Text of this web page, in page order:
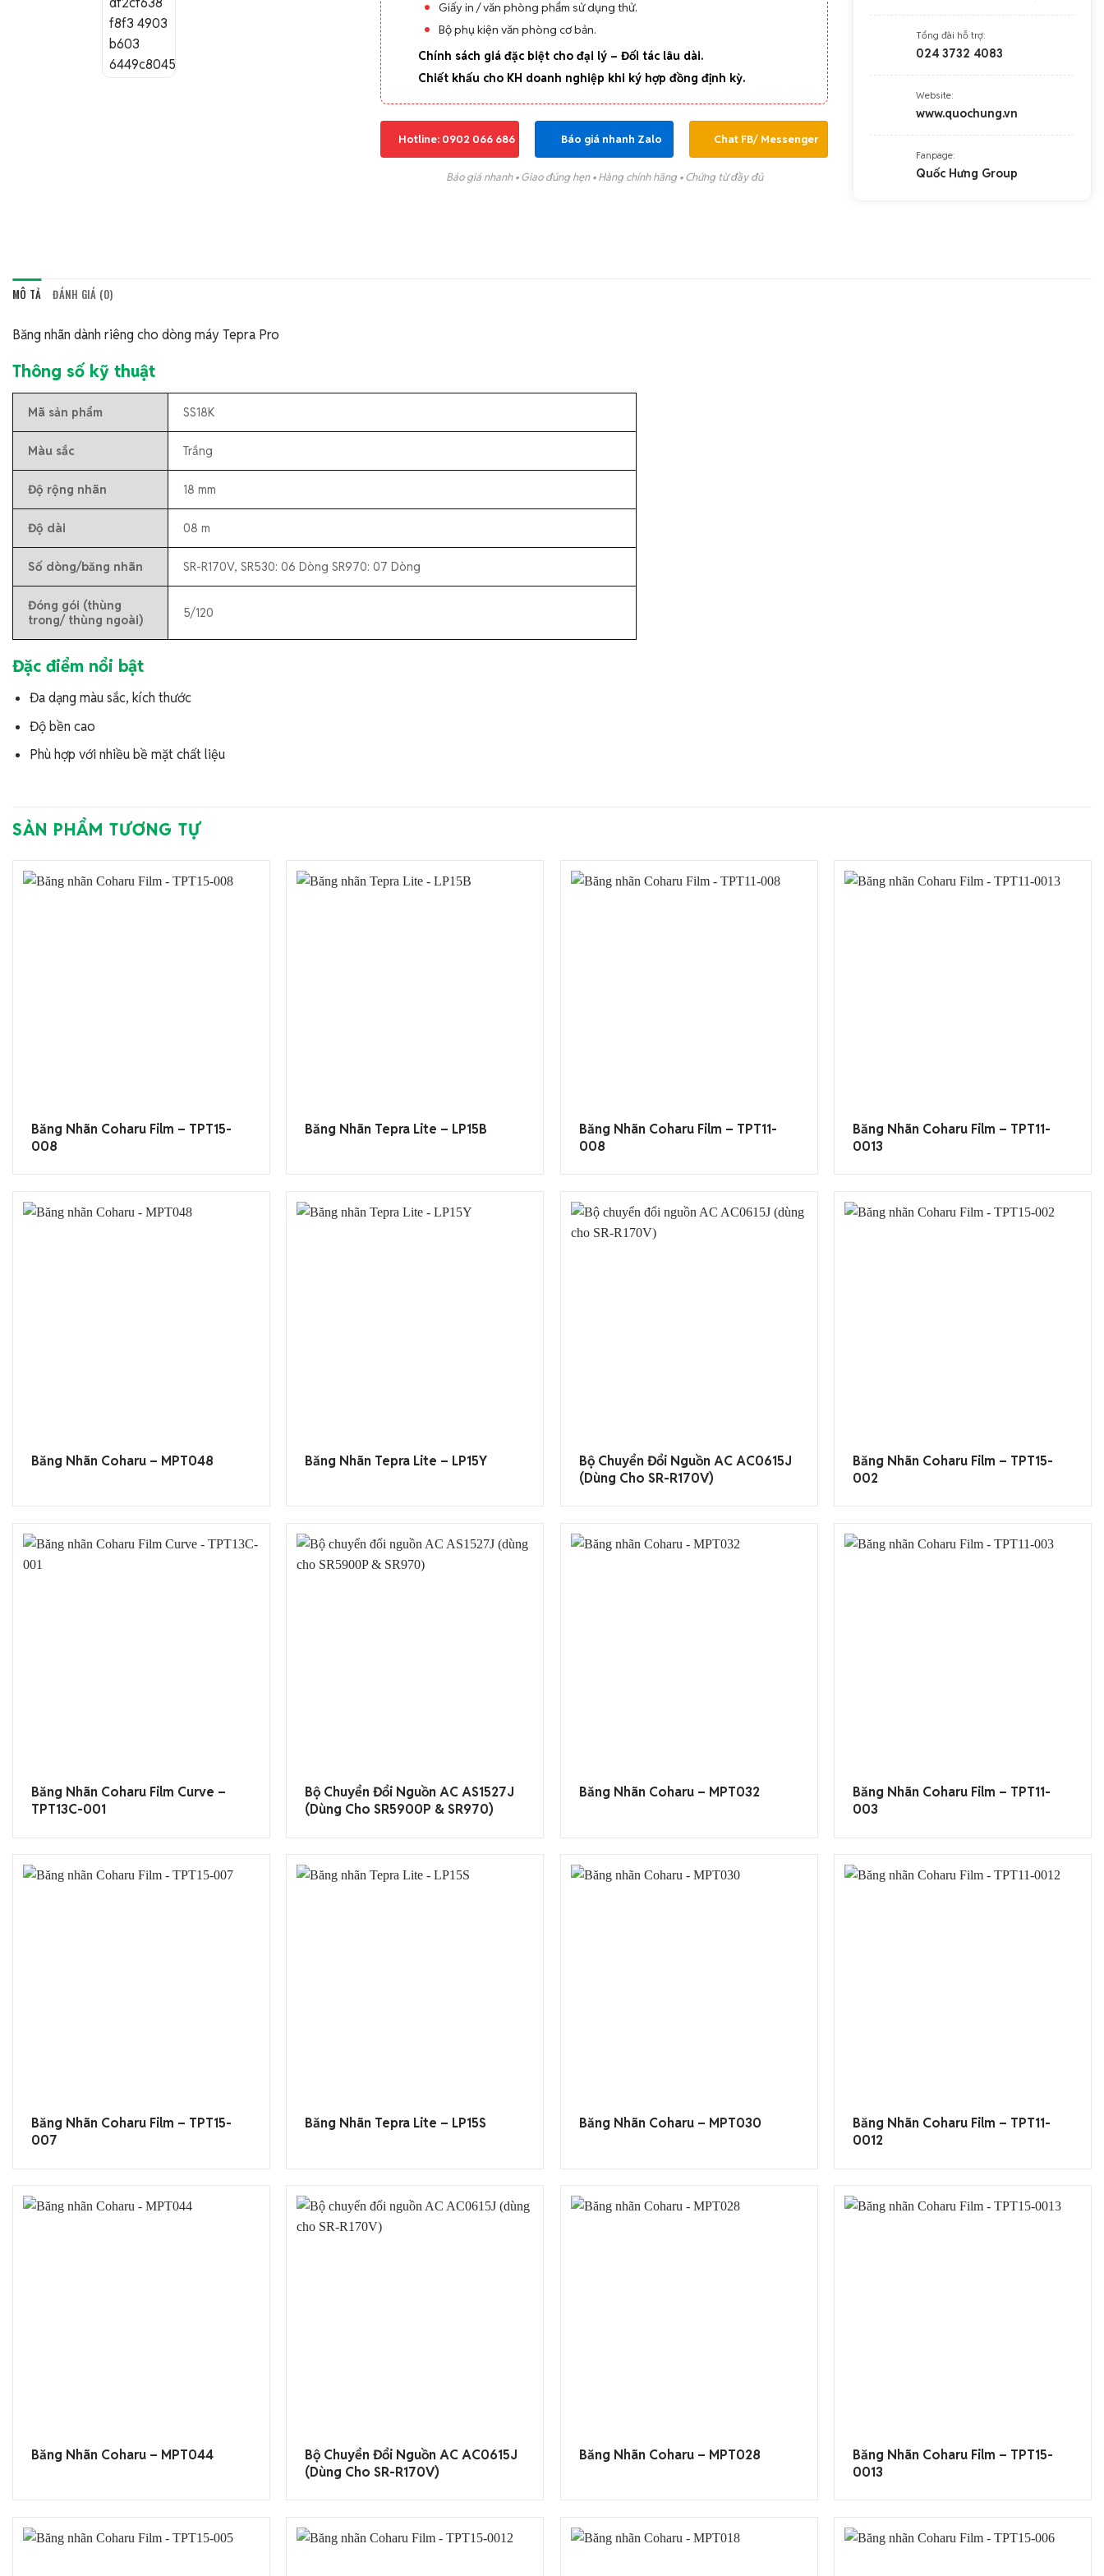
Giấy in / văn phòng phẩm sử dụng thử.
Bộ phụ kiện văn phòng cơ bản.
Chính sách giá đặc biệt cho đại lý – Đối tác lâu dài.
Chiết khấu cho KH doanh nghiệp khi ký hợp đồng định kỳ.
Hotline: 0902 066 686 Báo giá nhanh Zalo Chat FB/ Messenger
Báo giá nhanh • Giao đúng hẹn • Hàng chính hãng • Chứng từ đầy đủ
Tổng đài hỗ trợ:
024 3732 4083
Website:
www.quochung.vn
Fanpage:
Quốc Hưng Group
MÔ TẢ ĐÁNH GIÁ (0)
Băng nhãn dành riêng cho dòng máy Tepra Pro
Thông số kỹ thuật
Mã sản phẩm SS18K
Màu sắc Trắng
Độ rộng nhãn 18 mm
Độ dài 08 m
Số dòng/băng nhãn SR-R170V, SR530: 06 Dòng SR970: 07 Dòng
Đóng gói (thùng
trong/ thùng ngoài)
5/120
Đặc điểm nổi bật
Đa dạng màu sắc, kích thước
Độ bền cao
Phù hợp với nhiều bề mặt chất liệu
SẢN PHẨM TƯƠNG TỰ
Băng Nhãn Coharu Film – TPT15-
008
Băng Nhãn Tepra Lite – LP15B
Băng Nhãn Coharu Film – TPT11-
008
Băng Nhãn Coharu Film – TPT11-
0013
Băng Nhãn Coharu – MPT048 Băng Nhãn Tepra Lite – LP15Y
Bộ Chuyển Đổi Nguồn AC AC0615J
(dùng Cho SR-R170V)
Băng Nhãn Coharu Film – TPT15-
002
Băng Nhãn Coharu Film Curve –
TPT13C-001
Bộ Chuyển Đổi Nguồn AC AS1527J
(dùng Cho SR5900P & SR970)
Băng Nhãn Coharu – MPT032
Băng Nhãn Coharu Film – TPT11-
003
Băng Nhãn Coharu Film – TPT15-
007
Băng Nhãn Tepra Lite – LP15S Băng Nhãn Coharu – MPT030
Băng Nhãn Coharu Film – TPT11-
0012
Băng Nhãn Coharu – MPT044
Bộ Chuyển Đổi Nguồn AC AC0615J
(dùng Cho SR-R170V)
Băng Nhãn Coharu – MPT028
Băng Nhãn Coharu Film – TPT15-
0013